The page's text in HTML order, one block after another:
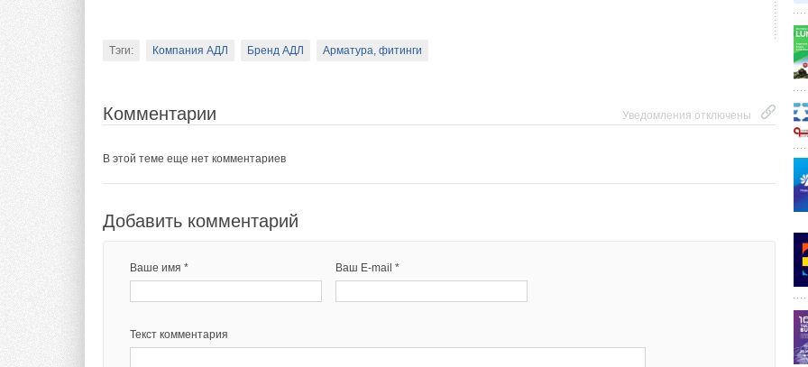
Тэги: Компания АДЛ Бренд АДЛ Арматура, фитинги
Уведомления отключены
Комментарии
В этой теме еще нет комментариев
Добавить комментарий
Ваше имя * Ваш E-mail *
Текст комментария
Ваше имя *
Текст комментария
Текст комментария